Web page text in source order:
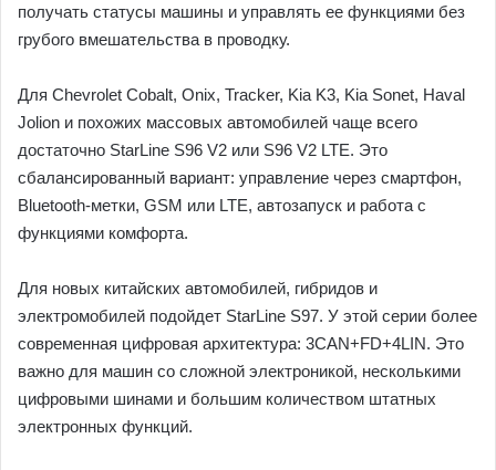
получать статусы машины и управлять ее функциями без
грубого вмешательства в проводку.
Для Chevrolet Cobalt, Onix, Tracker, Kia K3, Kia Sonet, Haval
Jolion и похожих массовых автомобилей чаще всего
достаточно StarLine S96 V2 или S96 V2 LTE. Это
сбалансированный вариант: управление через смартфон,
Bluetooth-метки, GSM или LTE, автозапуск и работа с
функциями комфорта.
Для новых китайских автомобилей, гибридов и
электромобилей подойдет StarLine S97. У этой серии более
современная цифровая архитектура: 3CAN+FD+4LIN. Это
важно для машин со сложной электроникой, несколькими
цифровыми шинами и большим количеством штатных
электронных функций.